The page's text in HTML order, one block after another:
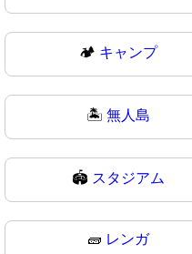
🏕 キャンプ
🏝️無人島
🏟 スタジアム
🧱 レンガ